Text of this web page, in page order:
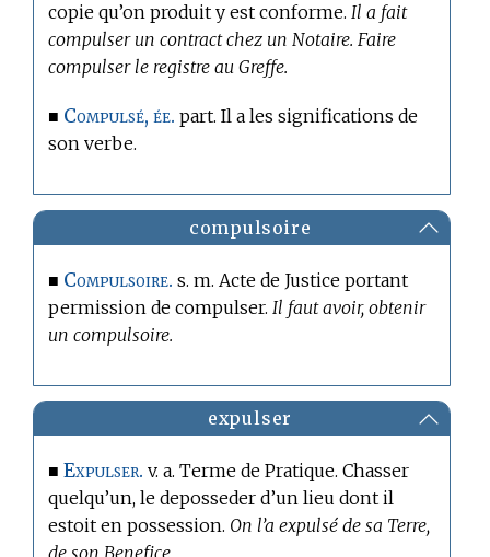
copie qu’on produit y est conforme.Il a fait
compulser un contract chez un Notaire. Faire
compulser le registre au Greffe.
■ Compulsé, ée. part. Il a les significations de
son verbe.
compulsoire
■ Compulsoire. s. m. Acte de Justice portant
permission de compulser. Il faut avoir, obtenir
un compulsoire.
expulser
■Expulser. v. a.Terme de Pratique. Chasser
quelqu’un, le deposseder d’un lieu dont il
estoit en possession. On l’a expulsé de sa Terre,